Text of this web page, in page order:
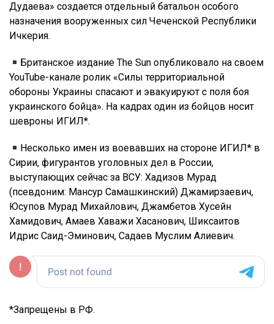
Дудаева» создается отдельный батальон особого
назначения вооруженных сил Чеченской Республики
Ичкерия.
Британское издание The Sun опубликовало на своем
YouTube-канале ролик «Силы территориальной
обороны Украины спасают и эвакуируют с поля боя
украинского бойца». На кадрах один из бойцов носит
шевроны ИГИЛ*.
Несколько имен из воевавших на стороне ИГИЛ* в
Сирии, фигурантов уголовных дел в России,
выступающих сейчас за ВСУ: Хадизов Мурад
(псевдоним: Мансур Самашкинский) Джамирзаевич,
Юсупов Мурад Михайлович, Джамбетов Хусейн
Хамидович, Амаев Хаважи Хасанович, Шиксаитов
Идрис Саид-Эминович, Садаев Муслим Алиевич.
*Запрещены в РФ.